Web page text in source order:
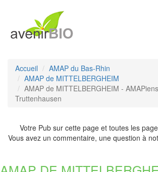
Accueil
AMAP du Bas-Rhin
AMAP de MITTELBERGHEIM
AMAP de MITTELBERGHEIM -
Truttenhausen
Votre Pub sur cette page et toutes les
Vous avez un commentaire, une question à